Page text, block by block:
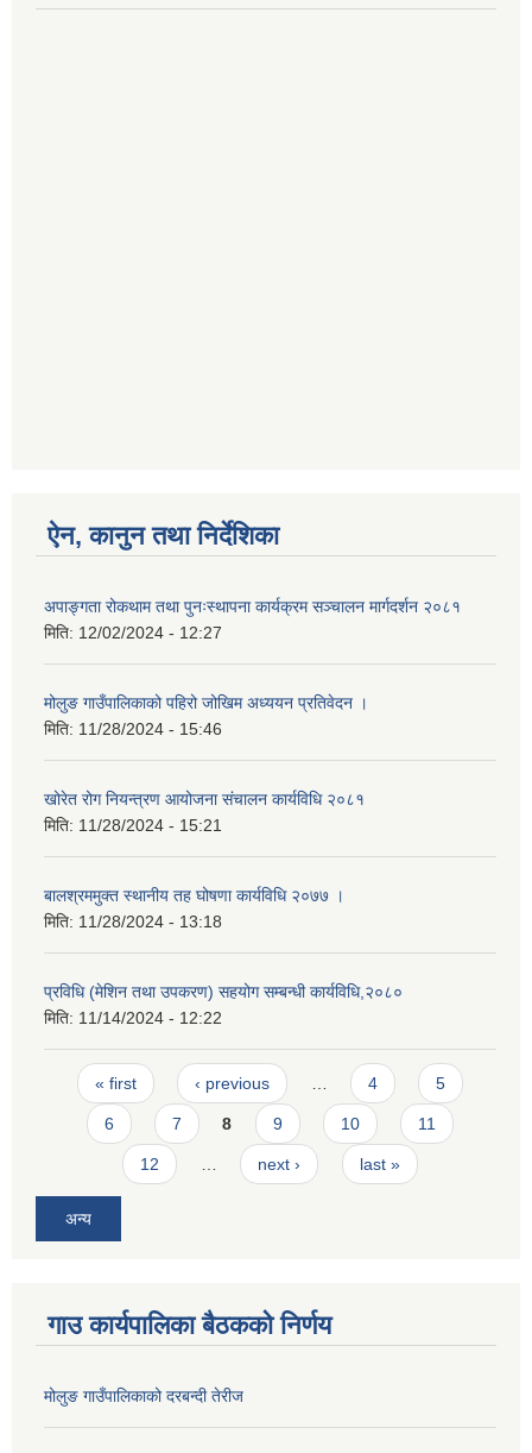
ऐन, कानुन तथा निर्देशिका
अपाङ्गता रोकथाम तथा पुनःस्थापना कार्यक्रम सञ्चालन मार्गदर्शन २०८१
मिति: 12/02/2024 - 12:27
मोलुङ गाउँपालिकाको पहिरो जोखिम अध्ययन प्रतिवेदन ।
मिति: 11/28/2024 - 15:46
खोरेत रोग नियन्त्रण आयोजना संचालन कार्यविधि २०८१
मिति: 11/28/2024 - 15:21
बालश्रममुक्त स्थानीय तह घोषणा कार्यविधि २०७७ ।
मिति: 11/28/2024 - 13:18
प्रविधि (मेशिन तथा उपकरण) सहयोग सम्बन्धी कार्यविधि,२०८०
मिति: 11/14/2024 - 12:22
Pages
« first ‹ previous 4 5
6 7 8 9 10 11
12 next › last »
अन्य
गाउ कार्यपालिका बैठकको निर्णय
मोलुङ गाउँपालिकाको दरबन्दी तेरीज